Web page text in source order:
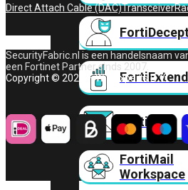
FortiMail
FortiMail
Workspace
Direct Attach Cable (DAC)Transceiver
SecurityFabric.nl is een handelsnaam
een Fortinet Partner sinds 2007.
Copyright © 2026 – Wifi Experts B.V.